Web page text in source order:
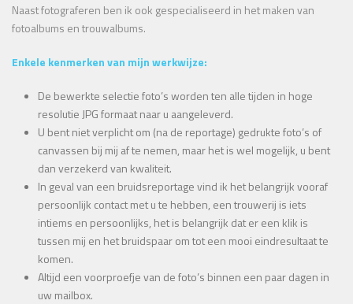
Naast fotograferen ben ik ook gespecialiseerd in het maken van
fotoalbums en trouwalbums.
Enkele kenmerken van mijn werkwijze:
De bewerkte selectie foto’s worden ten alle tijden in hoge
resolutie JPG formaat naar u aangeleverd.
U bent niet verplicht om (na de reportage) gedrukte foto’s of
canvassen bij mij af te nemen, maar het is wel mogelijk, u bent
dan verzekerd van kwaliteit.
In geval van een bruidsreportage vind ik het belangrijk vooraf
persoonlijk contact met u te hebben, een trouwerij is iets
intiems en persoonlijks, het is belangrijk dat er een klik is
tussen mij en het bruidspaar om tot een mooi eindresultaat te
komen.
Altijd een voorproefje van de foto’s binnen een paar dagen in
uw mailbox.